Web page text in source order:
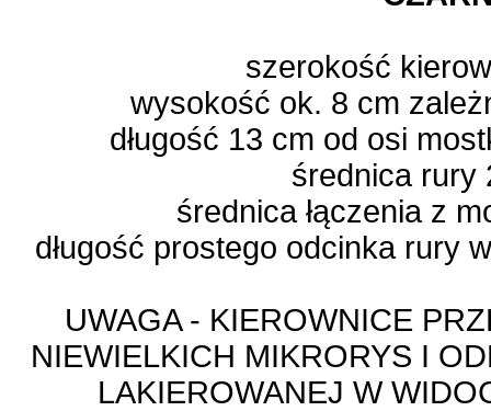
szerokość
wysokość ok. 8 cm
długość 13 cm od osi
średnica rury
średnica łączenia z
długość prostego odcinka rury
UWAGA - KIEROWNICE
NIEWIELKICH MIKRORYS I
LAKIEROWANEJ W